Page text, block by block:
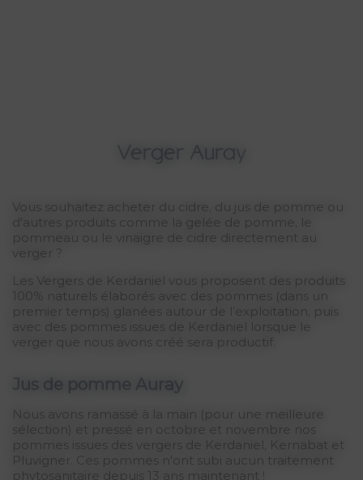
Verger Auray
Vous souhaitez acheter du cidre, du jus de pomme ou
d'autres produits comme la gelée de pomme, le
pommeau ou le vinaigre de cidre directement au
verger ?
Les Vergers de Kerdaniel vous proposent des produits
100%
naturels élaborés avec des pommes (dans un
premier temps) glanées autour de l’exploitation, puis
avec des pommes issues de Kerdaniel lorsque le
verger que nous avons créé sera productif.
Jus de pomme Auray
Nous avons ramassé à la main (pour une meilleure
sélection) et pressé en octobre et novembre nos
pommes issues des vergers de Kerdaniel, Kernabat et
Pluvigner. Ces pommes n'ont subi aucun traitement
phytosanitaire depuis 13 ans maintenant !